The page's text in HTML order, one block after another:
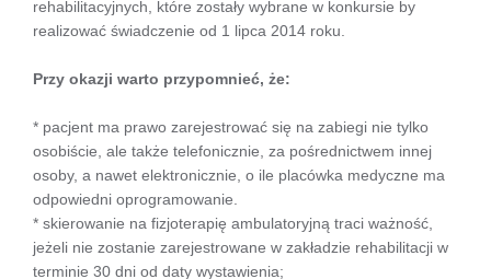
rehabilitacyjnych, które zostały wybrane w konkursie by
realizować świadczenie od 1 lipca 2014 roku.
Przy okazji warto przypomnieć, że:
* pacjent ma prawo zarejestrować się na zabiegi nie tylko
osobiście, ale także telefonicznie, za pośrednictwem innej
osoby, a nawet elektronicznie, o ile placówka medyczne ma
odpowiedni oprogramowanie.
* skierowanie na fizjoterapię ambulatoryjną traci ważność,
jeżeli nie zostanie zarejestrowane w zakładzie rehabilitacji w
terminie 30 dni od daty wystawienia;